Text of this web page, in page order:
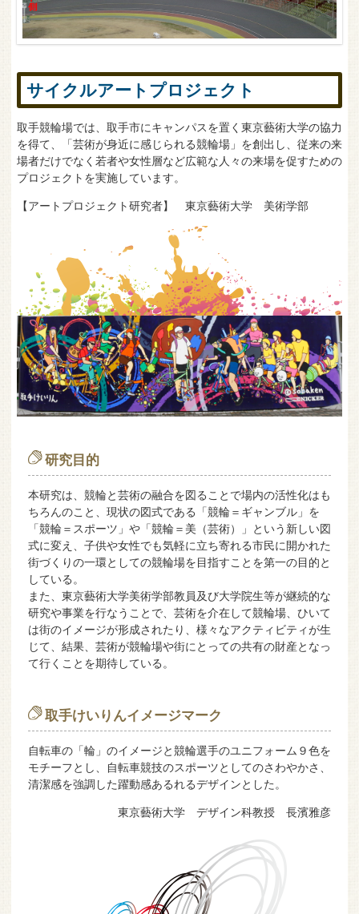
サイクルアートプロジェクト
取手競輪場では、取手市にキャンパスを置く東京藝術大学の協力
を得て、「芸術が身近に感じられる競輪場」を創出し、従来の来
場者だけでなく若者や女性層など広範な人々の来場を促すための
プロジェクトを実施しています。
【アートプロジェクト研究者】 東京藝術大学 美術学部
研究目的
本研究は、競輪と芸術の融合を図ることで場内の活性化はも
ちろんのこと、現状の図式である「競輪＝ギャンブル」を
「競輪＝スポーツ」や「競輪＝美（芸術）」という新しい図
式に変え、子供や女性でも気軽に立ち寄れる市民に開かれた
街づくりの一環としての競輪場を目指すことを第一の目的と
している。
また、東京藝術大学美術学部教員及び大学院生等が継続的な
研究や事業を行なうことで、芸術を介在して競輪場、ひいて
は街のイメージが形成されたり、様々なアクティビティが生
じて、結果、芸術が競輪場や街にとっての共有の財産となっ
て行くことを期待している。
取手けいりんイメージマーク
自転車の「輪」のイメージと競輪選手のユニフォーム９色を
モチーフとし、自転車競技のスポーツとしてのさわやかさ、
清潔感を強調した躍動感あるれるデザインとした。
東京藝術大学 デザイン科教授 長濱雅彦